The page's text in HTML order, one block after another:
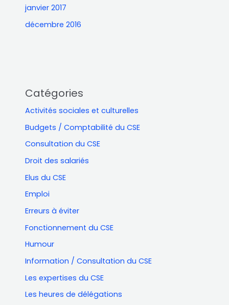
janvier 2017
décembre 2016
Catégories
Activités sociales et culturelles
Budgets / Comptabilité du CSE
Consultation du CSE
Droit des salariés
Elus du CSE
Emploi
Erreurs à éviter
Fonctionnement du CSE
Humour
Information / Consultation du CSE
Les expertises du CSE
Les heures de délégations